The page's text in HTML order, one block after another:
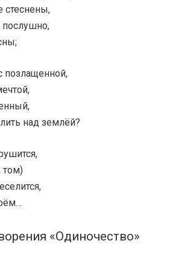
стеснены,
послушно,
позлащенной,
над землёй?
том)
«Одиночество»